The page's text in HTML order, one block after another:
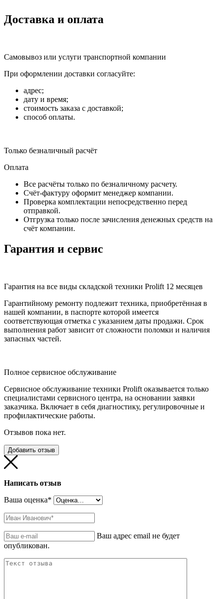
Доставка и оплата
Самовывоз или услуги транспортной компании
При оформлении доставки согласуйте:
адрес;
дату и время;
стоимость заказа с доставкой;
способ оплаты.
Только безналичный расчёт
Оплата
Все расчёты только по безналичному расчету.
Счёт-фактуру оформит менеджер компании.
Проверка комплектации непосредственно перед
отправкой.
Отгрузка только после зачисления денежных средств на
счёт компании.
Гарантия и сервис
Гарантия на все виды складской техники Prolift 12 месяцев
Гарантийному ремонту подлежит техника, приобретённая в
нашей компании, в паспорте которой имеется
соответствующая отметка с указанием даты продажи. Срок
выполнения работ зависит от сложности поломки и наличия
запасных частей.
Полное сервисное обслуживание
Сервисное обслуживание техники Prolift оказывается только
специалистами сервисного центра, на основании заявки
заказчика. Включает в себя диагностику, регулировочные и
профилактические работы.
Отзывов пока нет.
Добавить отзыв
Написать отзыв
Ваша оценка*
Ваш адрес email не будет
опубликован.